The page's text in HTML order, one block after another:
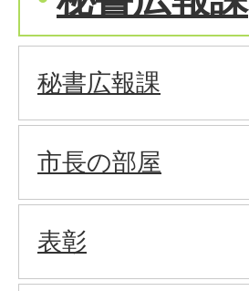
秘書広報課
市長の部屋
表彰